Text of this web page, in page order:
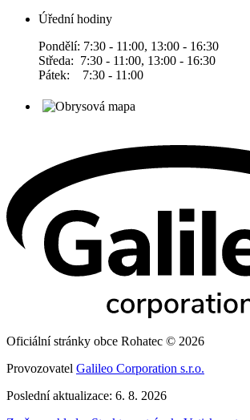
Úřední hodiny
Pondělí: 7:30 - 11:00, 13:00 - 16:30
Středa: 7:30 - 11:00, 13:00 - 16:30
Pátek: 7:30 - 11:00
Oficiální stránky obce Rohatec © 2026
Provozovatel Galileo Corporation s.r.o.
Poslední aktualizace: 6. 8. 2026